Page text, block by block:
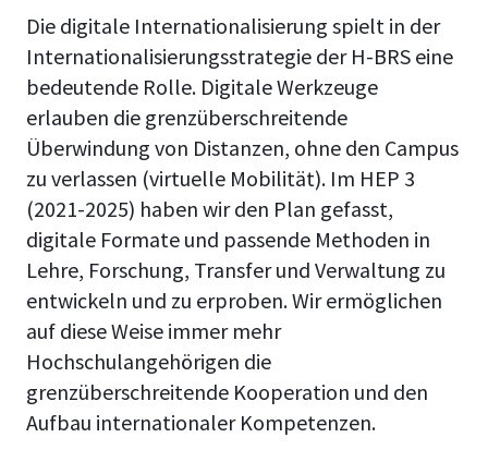
Die digitale Internationalisierung spielt in der
Internationalisierungsstrategie der H-BRS eine
bedeutende Rolle. Digitale Werkzeuge
erlauben die grenzüberschreitende
Überwindung von Distanzen, ohne den Campus
zu verlassen (virtuelle Mobilität). Im HEP 3
(2021-2025) haben wir den Plan gefasst,
digitale Formate und passende Methoden in
Lehre, Forschung, Transfer und Verwaltung zu
entwickeln und zu erproben. Wir ermöglichen
auf diese Weise immer mehr
Hochschulangehörigen die
grenzüberschreitende Kooperation und den
Aufbau internationaler Kompetenzen.